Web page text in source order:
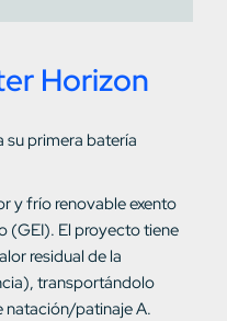
Horizon
su primera batería
y frío renovable exento
(GEI). El proyecto tiene
residual de la
transportándolo
natación/patinaje A.